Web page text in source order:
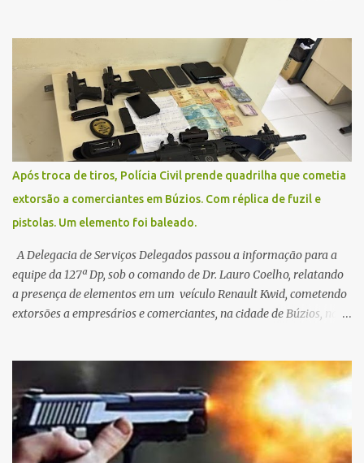
Contamos com a compreensão de toda população, pois se trata de
uma situação climática que foge ao controle da administração
pública.
Após troca de tiros, Polícia Civil prende quadrilha que cometia
extorsão a comerciantes em Búzios. Com réplica de fuzil e
pistolas. Um elemento foi baleado.
A Delegacia de Serviços Delegados passou a informação para a
equipe da 127ª Dp, sob o comando de Dr. Lauro Coelho, relatando
a presença de elementos em um veículo Renault Kwid, cometendo
extorsões a empresários e comerciantes, na cidade de Búzios, na
fugir da cidade Buziana. Um dos detidos é policial civil e este foi
baleado na perna na troca de tiros . Na ocorrência, três armas,
pistolas e uma réplica de fuzil, foram apreendidas. O homem
baleado foi identificado como Claudio Bastos, conhecido no meio
político.